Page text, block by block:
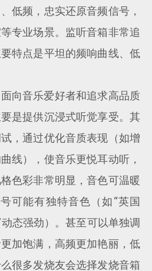
低频，忠实还原音频信号，
专业场景。监听音箱非常追
特点是平坦的频响曲线、低
向音乐爱好者和追求高品质
是提供沉浸式听觉享受。其
，通过优化音质表现（如增
线），使音乐更悦耳动听，
色彩非常明显，音色可温暖
可能有独特音色（如“英国
动态强劲）。甚至可以单独调
加饱满，高频更加艳丽，低
很多发烧友会选择发烧音箱